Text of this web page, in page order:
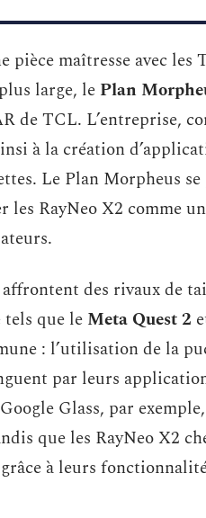
pièce maîtresse avec les
large, le Plan
de TCL. L’entreprise,
à la création
Le Plan Morpheus se
les RayNeo X2 comme
des rivaux de
que le Meta Quest 2
: l’utilisation de la
par leurs
Glass, par
que les RayNeo X2
à leurs